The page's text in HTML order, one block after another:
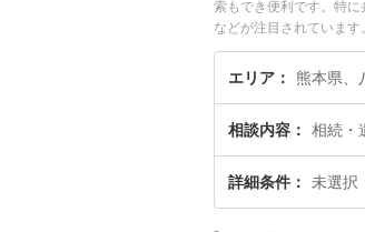
索もでき便利です。特
などが注目されていま
くの弁護士を検索した
エリア 熊本県、
相談内容 相続・
詳細条件 未選択